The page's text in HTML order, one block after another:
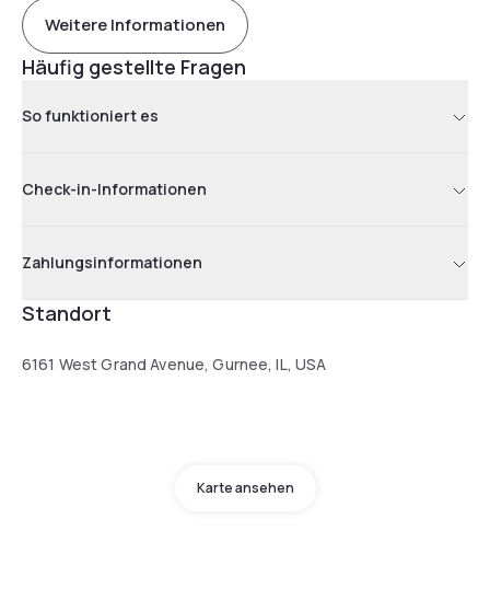
Weitere Informationen
Häufig gestellte Fragen
So funktioniert es
Check-in-Informationen
Zahlungsinformationen
Standort
6161 West Grand Avenue, Gurnee, IL, USA
Karte ansehen